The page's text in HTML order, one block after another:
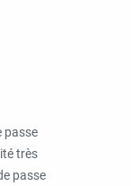
passe
très
passe